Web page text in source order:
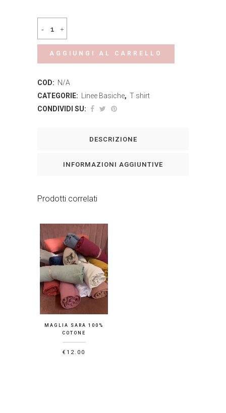
T
Milena
quantity
AGGIUNGI AL CARRELLO
COD: N/A
CATEGORIE:
Linee Basiche, T shirt
CONDIVIDI SU:
DESCRIZIONE
INFORMAZIONI AGGIUNTIVE
Prodotti correlati
MAGLIA SARA 100%
COTONE
€ 12.00